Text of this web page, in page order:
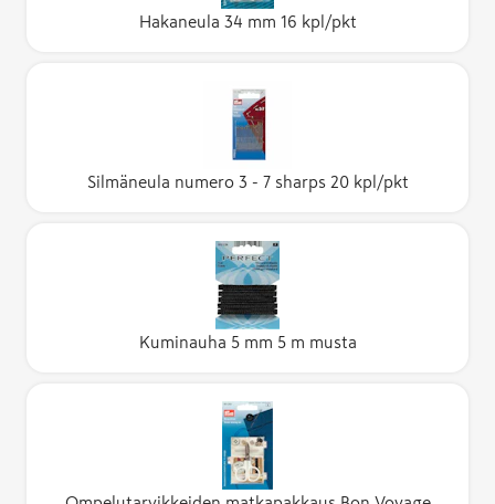
Hakaneula 34 mm 16 kpl/pkt
Silmäneula numero 3 - 7 sharps 20 kpl/pkt
Kuminauha 5 mm 5 m musta